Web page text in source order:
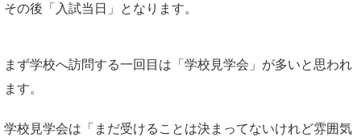
その後「入試当日」となります。
まず学校へ訪問する一回目は「学校見学会」が多いと思われ
ます。
学校見学会は「まだ受けることは決まってないけれど雰囲気